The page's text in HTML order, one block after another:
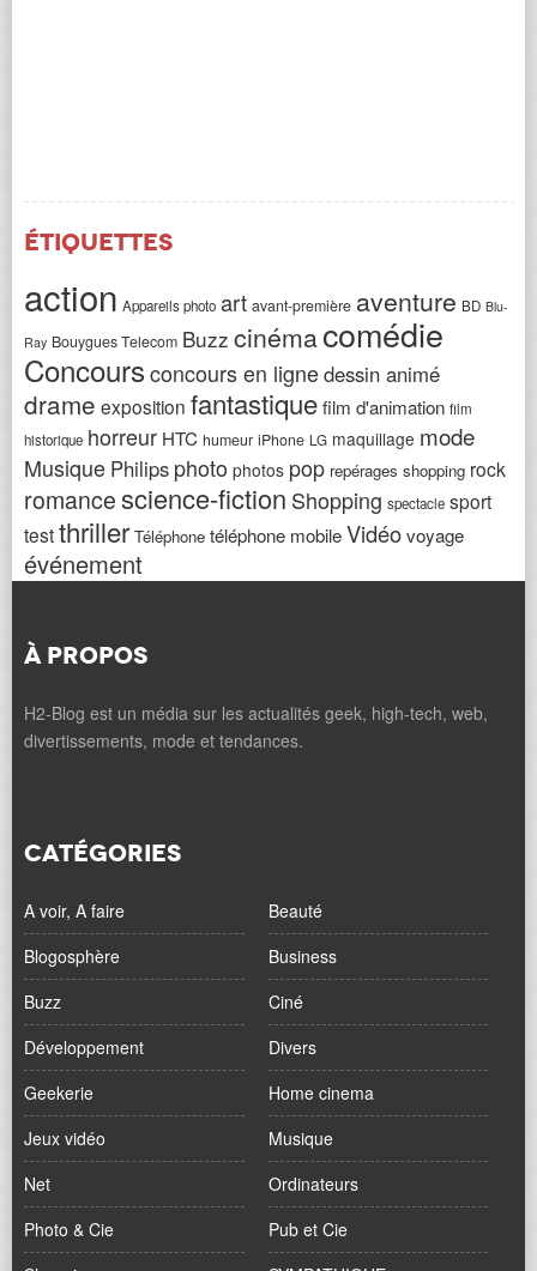
Étiquettes
action Appareils photo art avant-première aventure BD Blu-
Ray Bouygues Telecom Buzz cinémacomédie
Concoursconcours en lignedessin animé
drame exposition fantastiquefilm d'animation film
historique horreur HTC humeur iPhone LG maquillage mode
Musique Philips photo photos pop repérages shopping rock
romancescience-fiction Shopping spectacle sport
testthriller Téléphone téléphone mobileVidéovoyage
événement
À PROPOS
H2-Blog est un média sur les actualités geek, high-tech, web,
divertissements, mode et tendances.
CATÉGORIES
A voir, A faire
Beauté
Blogosphère
Business
Buzz
Ciné
Développement
Divers
Geekerie
Home cinema
Jeux vidéo
Musique
Net
Ordinateurs
Photo & Cie
Pub et Cie